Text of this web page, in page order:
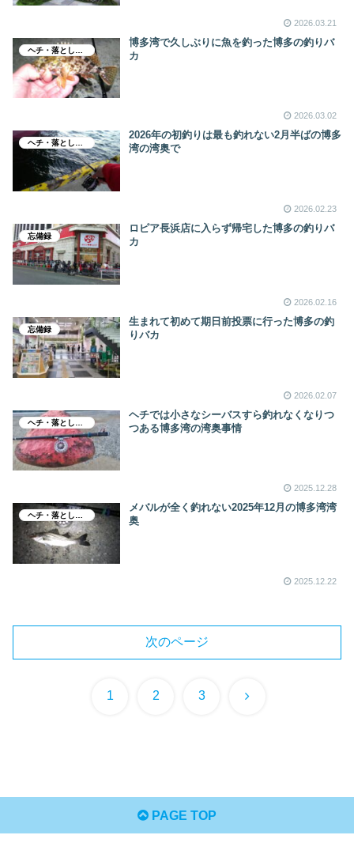
2026.03.21
博多湾で久しぶりに魚を釣った博多の釣りバ
カ
2026.03.02
ヘチ・落とし込み釣り
2026年の初釣りは最も釣れない2月半ばの博多
湾の湾奥で
2026.02.23
忘備録
ロピア長浜店に入らず帰宅した博多の釣りバ
カ
2026.02.16
忘備録
生まれて初めて期日前投票に行った博多の釣
りバカ
2026.02.07
ヘチでは小さなシーバスすら釣れなくなりつ
つある博多湾の湾奥事情
2025.12.28
ヘチ・落とし込み釣り
メバルが全く釣れない2025年12月の博多湾湾
奥
2025.12.22
次のページ
1 2 3 次
PAGE TOP